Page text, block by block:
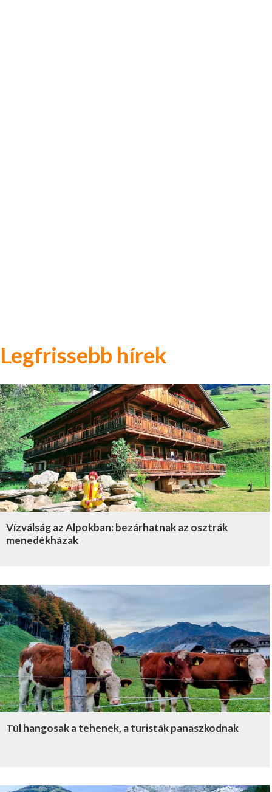
Legfrissebb hírek
Vízválság az Alpokban: bezárhatnak az osztrák
menedékházak
Túl hangosak a tehenek, a turisták panaszkodnak